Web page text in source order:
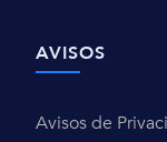
AVISOS
Avisos de